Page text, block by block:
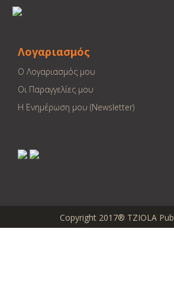
Λογαριασμός
Ο Λογαριασμός μου
Οι Παραγγελίες μου
Η Ενημέρωση μου (Newsletter)
Copyright 2017® TZIOLA